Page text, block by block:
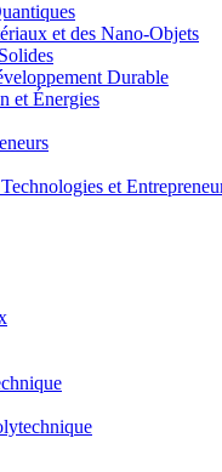
et des Nano-Objets
Durable
et Énergies
et